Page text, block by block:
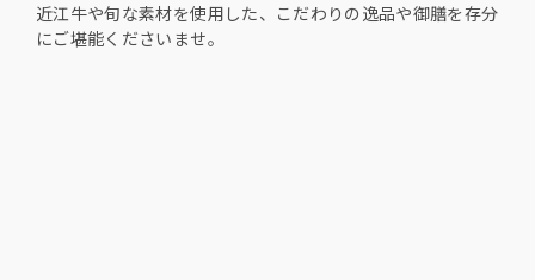
近江牛や旬な素材を使用した、こだわりの逸品や御膳を存分
にご堪能くださいませ。